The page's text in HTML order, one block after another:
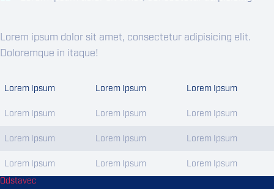
Lorem ipsum dolor sit amet, consectetur adipisicing elit.
Doloremque in itaque!
Lorem Ipsum Lorem Ipsum Lorem Ipsum
Lorem Ipsum Lorem Ipsum Lorem Ipsum
Lorem Ipsum Lorem Ipsum Lorem Ipsum
Lorem Ipsum Lorem Ipsum
Lorem Ipsum
Odstavec